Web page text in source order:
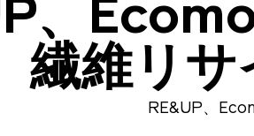
、
繊維リサ
RE&UP、